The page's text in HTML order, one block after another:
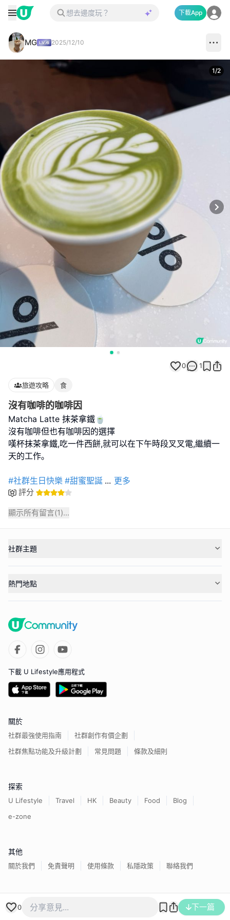
下載App
MG 2025/12/10
1/2
0 1
旅遊攻略 食
沒有咖啡的咖啡因
Matcha Latte 抹茶拿鐵🍵
沒有咖啡但也有咖啡因的選擇
嘆杯抹茶拿鐵,吃一件西餅,就可以在下午時段叉叉電,繼續一
天的工作｡
#社群生日快樂 #甜蜜聖誕 ... 更多
評分
顯示所有留言(1)...
0 下一篇
社群主題
熱門地點
下載 U Lifestyle應用程式
關於
社群最強使用指南
社群創作有價企劃
社群焦點功能及升級計劃
常見問題 條款及細則
探索
U Lifestyle Travel HK Beauty Food
Blog
e-zone
其他
關於我們 免責聲明 使用條款 私隱政策 聯絡我們
香港經濟日報版權所有©